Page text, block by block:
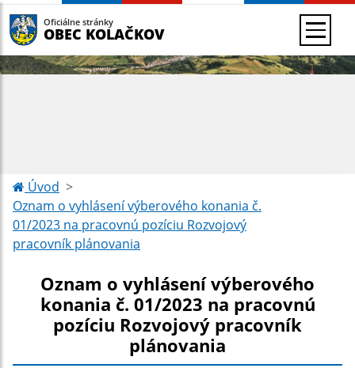
Oficiálne stránky
OBEC KOLAČKOV
Úvod
Oznam o vyhlásení výberového konania č.
01/2023 na pracovnú pozíciu Rozvojový
pracovník plánovania
Oznam o vyhlásení výberového
konania č. 01/2023 na pracovnú
pozíciu Rozvojový pracovník
plánovania